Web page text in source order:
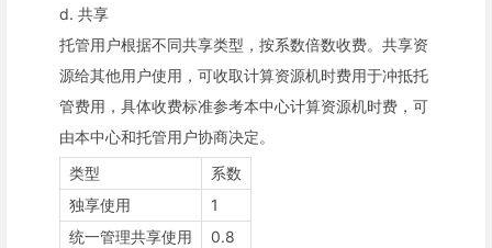
d. 共享
托管用户根据不同共享类型，按系数倍数收费。共享资
源给其他用户使用，可收取计算资源机时费用于冲抵托
管费用，具体收费标准参考本中心计算资源机时费，可
由本中心和托管用户协商决定。
类型
系数
独享使用
1
统一管理共享使用
0.8